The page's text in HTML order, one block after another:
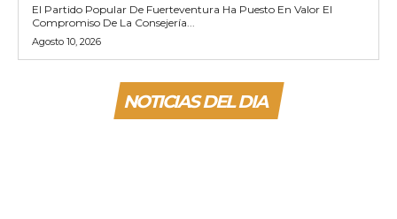
El Partido Popular De Fuerteventura Ha Puesto En Valor El
Compromiso De La Consejería...
Agosto 10, 2026
NOTICIAS DEL DIA